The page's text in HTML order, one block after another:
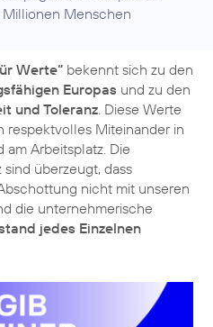
Menschen
Werte“ bekennt sich zu den
Europas und zu den
und Toleranz . Diese Werte
respektvolles Miteinander in
Arbeitsplatz. Die
überzeugt, dass
nicht mit unseren
die unternehmerische
jedes Einzelnen